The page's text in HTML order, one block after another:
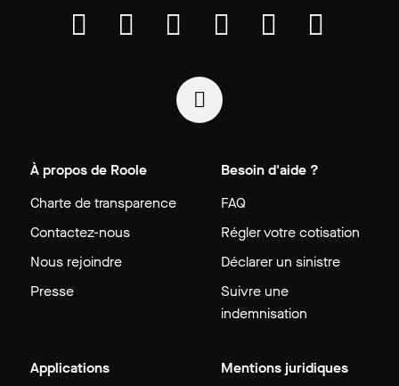
À propos de Roole
Charte de transparence
Contactez-nous
Nous rejoindre
Presse
Besoin d'aide ?
FAQ
Régler votre cotisation
Déclarer un sinistre
Suivre une
indemnisation
Applications
Mentions juridiques